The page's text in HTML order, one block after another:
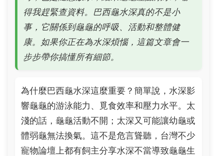
得我趕緊查資料。巴西龜水深真的不是小
事，它關係到龜龜的呼吸、活動和整體健
康。如果你正在為水深煩惱，這篇文章會一
步步帶你搞懂所有細節。
為什麼巴西龜水深這麼重要？簡單說，水深影
響龜龜的游泳能力、覓食效率和壓力水平。太
淺的話，龜龜活動不開；太深又可能讓幼龜或
體弱龜無法換氣。這不是危言聳聽，台灣不少
寵物論壇上都有飼主分享水深不當導致龜龜生